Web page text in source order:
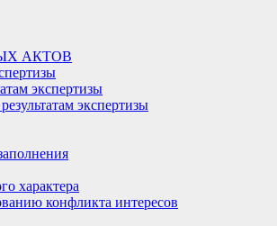
АКТОВ
экспертизы
экспертизы
характера
конфликта интересов